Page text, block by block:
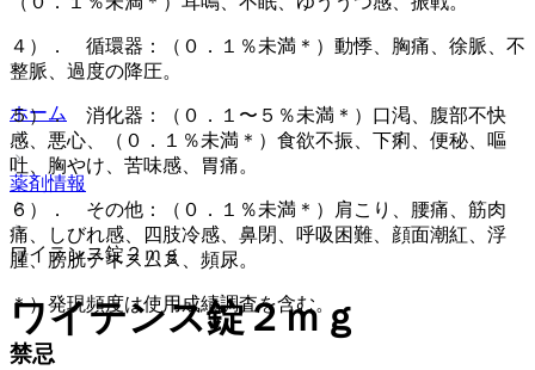
４）． 循環器：（０．１％未満＊）動悸、胸痛、徐脈、不
整脈、過度の降圧。
５）． 消化器：（０．１〜５％未満＊）口渇、腹部不快
感、悪心、（０．１％未満＊）食欲不振、下痢、便秘、嘔
吐、胸やけ、苦味感、胃痛。
６）． その他：（０．１％未満＊）肩こり、腰痛、筋肉
痛、しびれ感、四肢冷感、鼻閉、呼吸困難、顔面潮紅、浮
腫、膀胱テネスムス、頻尿。
＊）発現頻度は使用成績調査を含む。
禁忌
ホーム
薬剤情報
ワイテンス錠２ｍｇ
ワイテンス錠２ｍｇ